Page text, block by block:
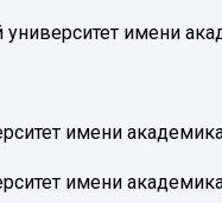
имени
имени
имени